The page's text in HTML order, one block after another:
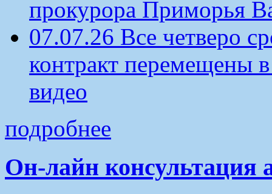
прокурора Приморья
07.07.26 Все четверо
контракт перемещены
видео
подробнее
Он-лайн консультация